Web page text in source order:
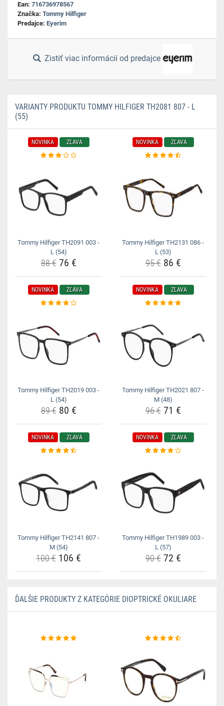
Ean: 716736978567
Značka: Tommy Hilfiger
Predajce: Eyerim
Zistiť viac informácií od predajce
VARIANTY PRODUKTU TOMMY HILFIGER TH2081 807 - L
(55)
NOVINKA ZĽAVA
Tommy Hilfiger TH2091 003 -
L (54)
88 €76 €
NOVINKA ZĽAVA
Tommy Hilfiger TH2131 086 -
L (53)
95 €86 €
NOVINKA ZĽAVA
Tommy Hilfiger TH2019 003 -
L (54)
89 €80 €
NOVINKA ZĽAVA
Tommy Hilfiger TH2021 807 -
M (48)
96 €71 €
NOVINKA ZĽAVA
Tommy Hilfiger TH2141 807 -
M (54)
100 € 106 €
NOVINKA ZĽAVA
Tommy Hilfiger TH1989 003 -
L (57)
90 €72 €
ĎALŠIE PRODUKTY Z KATEGÓRIE DIOPTRICKÉ OKULIARE